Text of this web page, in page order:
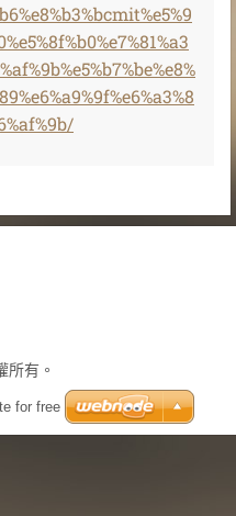
所有。
for free